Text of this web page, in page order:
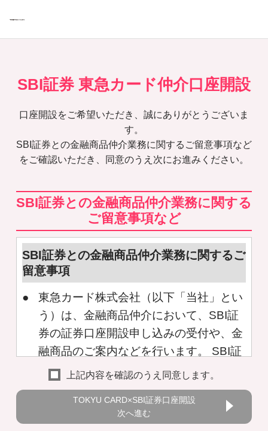
SBI証券 東急カード仲介口座開設
口座開設をご希望いただき、誠にありがとうございま
す。
SBI証券との金融商品仲介業務に関するご留意事項など
をご確認いただき、同意のうえ次にお進みください。
SBI証券との金融商品仲介業務に関する
ご留意事項など
SBI証券との金融商品仲介業務に関するご
留意事項
東急カード株式会社（以下「当社」とい
う）は、金融商品仲介において、SBI証
券の証券口座開設申し込みの受付や、金
融商品のご案内などを行います。 SBI証
券で所定のお手続きが完了し、お客さま
の証券口座が開設されますとお取引を開
始することができます。
当社は、SBI証券より取得するお客さま
上記内容を確認のうえ同意します。
TOKYU CARD×SBI証券口座開設
次へ進む